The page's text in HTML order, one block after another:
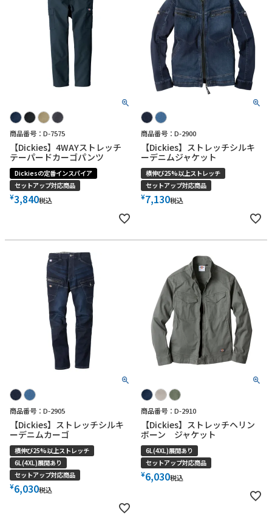
商品番号：D-7575
【Dickies】4WAYストレッチ
テーパードカーゴパンツ
Dickiesの定番インスパイア
セットアップ対応商品
¥3,840税込
商品番号：D-2900
【Dickies】ストレッチシルキ
ーデニムジャケット
横伸び25%以上ストレッチ
セットアップ対応商品
¥7,130税込
商品番号：D-2905
【Dickies】ストレッチシルキ
ーデニムカーゴ
横伸び25%以上ストレッチ
6L(4XL)展開あり
セットアップ対応商品
¥6,030税込
商品番号：D-2910
【Dickies】ストレッチヘリン
ボーン ジャケット
6L(4XL)展開あり
セットアップ対応商品
¥6,030税込